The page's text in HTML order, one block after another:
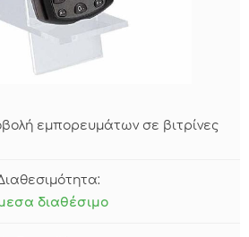
εμπορευμάτων σε βιτρίνες
διαθέσιμο